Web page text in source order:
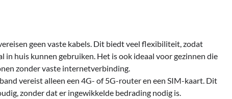
geen vaste kabels. Dit biedt veel flexibiliteit, zodat
huis kunnen gebruiken. Het is ook ideaal voor gezinnen die
zonder vaste internetverbinding.
vereist alleen een 4G- of 5G-router en een SIM-kaart. Dit
zonder dat er ingewikkelde bedrading nodig is.